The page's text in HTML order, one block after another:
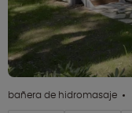
bañera de hidromasaje